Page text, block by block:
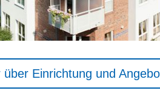
Einrichtung und